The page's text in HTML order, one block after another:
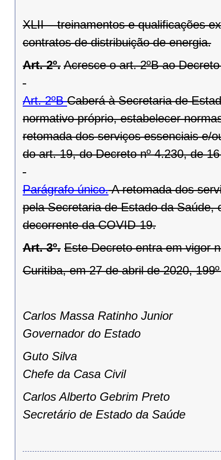
XLII – treinamentos e qualificações
contratos de distribuição de energia.
Art. 2º. Acresce o art. 2ºB ao
Art. 2ºBCaberá à Secretaria de
normativo próprio, estabelecer
retomada dos serviços essenciais e/
do art. 19, do Decreto nº 4.230, de
Parágrafo único.A retomada dos
pela Secretaria de Estado da Saúde,
decorrente da COVID-19.
Art. 3º. Este Decreto entra em vigor
Curitiba, em 27 de abril de 2020,
Carlos Massa Ratinho Junior
Governador do Estado
Guto Silva
Chefe da Casa Civil
Carlos Alberto Gebrim Preto
Secretário de Estado da Saúde